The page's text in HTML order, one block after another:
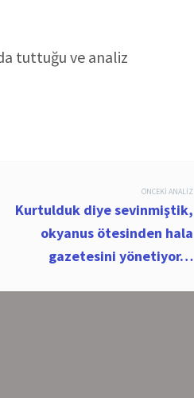
tuttuğu ve analiz
ÖNCEKI ANALIZ
Kurtulduk diye sevinmiştik,
okyanus ötesinden hala
gazetesini yönetiyor…